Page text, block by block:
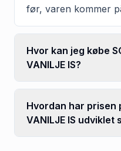
før, varen kommer
Hvor kan jeg købe
VANILJE IS?
Hvordan har prisen
VANILJE IS udviklet